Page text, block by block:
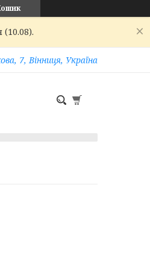
7, Вінниця, Україна